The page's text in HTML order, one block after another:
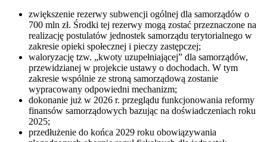
zwiększenie rezerwy subwencji ogólnej dla samorządów o
700 mln zł. Środki tej rezerwy mogą zostać przeznaczone na
realizację postulatów jednostek samorządu terytorialnego w
zakresie opieki społecznej i pieczy zastępczej;
waloryzację tzw. „kwoty uzupełniającej” dla samorządów,
przewidzianej w projekcie ustawy o dochodach. W tym
zakresie wspólnie ze stroną samorządową zostanie
wypracowany odpowiedni mechanizm;
dokonanie już w 2026 r. przeglądu funkcjonowania reformy
finansów samorządowych bazując na doświadczeniach roku
2025;
przedłużenie do końca 2029 roku obowiązywania